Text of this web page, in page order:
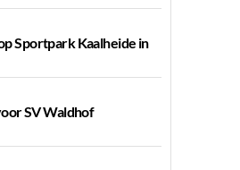
Sportpark Kaalheide in
SV Waldhof